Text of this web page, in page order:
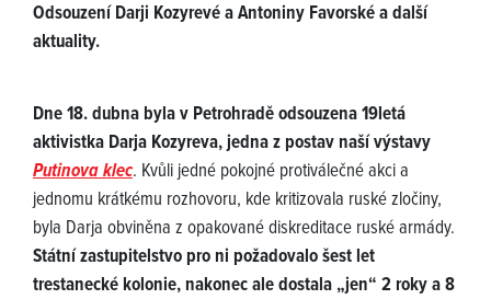
Odsouzení Darji Kozyrevé a Antoniny Favorské a další
aktuality.
Dne 18. dubna byla v Petrohradě odsouzena 19letá
aktivistka Darja Kozyreva, jedna z postav naší výstavy
Putinova klec. Kvůli jedné pokojné protiválečné akci a
jednomu krátkému rozhovoru, kde kritizovala ruské zločiny,
byla Darja obviněna z opakované diskreditace ruské armády.
Státní zastupitelstvo pro ni požadovalo šest let
trestanecké kolonie, nakonec ale dostala „jen“ 2 roky a 8